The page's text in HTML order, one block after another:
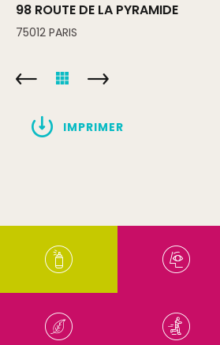
98 ROUTE DE LA PYRAMIDE
75012 PARIS
IMPRIMER